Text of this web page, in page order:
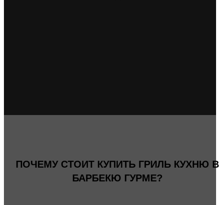
ПОЧЕМУ СТОИТ КУПИТЬ ГРИЛЬ КУХНЮ В
БАРБЕКЮ ГУРМЕ?